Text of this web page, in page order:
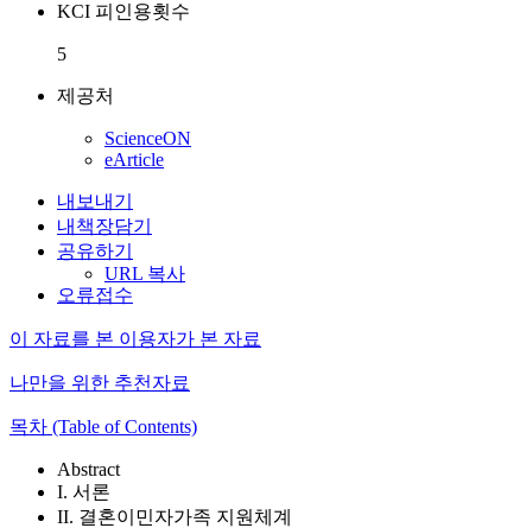
KCI 피인용횟수
5
제공처
ScienceON
eArticle
내보내기
내책장담기
공유하기
URL 복사
오류접수
이 자료를 본 이용자가 본 자료
나만을 위한 추천자료
목차 (Table of Contents)
Abstract
I. 서론
II. 결혼이민자가족 지원체계